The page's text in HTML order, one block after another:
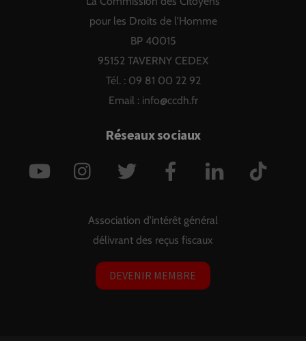
Top
pour les Droits de l'Homme
BP 40015
95152 TAVERNY CEDEX
Tél. : 09 81 00 22 92
Email : info@ccdh.fr
Réseaux sociaux
YouTube Instagram Twitter Facebook LinkedIn
Association d'intérêt général
délivrant des reçus fiscaux
DEVENIR MEMBRE